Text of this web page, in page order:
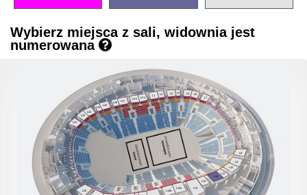
Wybierz miejsca z sali, widownia jest
numerowana